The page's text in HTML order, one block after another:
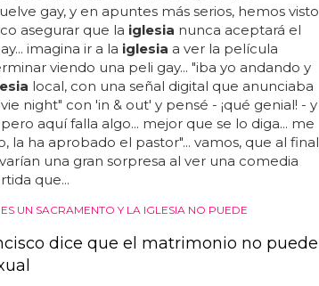
gay, y en apuntes más serios, hemos visto
asegurar que la iglesia nunca aceptará el
imagina ir a la iglesia a ver la película
viendo una peli gay... "iba yo andando y
local, con una señal digital que anunciaba
night" con 'in & out' y pensé - ¡qué genial! - y
aquí falla algo... mejor que se lo diga... me
la ha aprobado el pastor"... vamos, que al final
una gran sorpresa al ver una comedia
que...
UN SACRAMENTO Y LA IGLESIA NO PUEDE
dice que el matrimonio no puede